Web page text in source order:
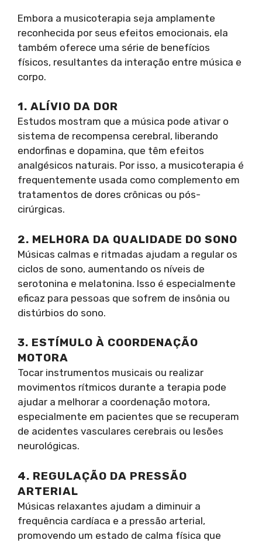
Embora a musicoterapia seja amplamente
reconhecida por seus efeitos emocionais, ela
também oferece uma série de benefícios
físicos, resultantes da interação entre música e
corpo.
1. ALÍVIO DA DOR
Estudos mostram que a música pode ativar o
sistema de recompensa cerebral, liberando
endorfinas e dopamina, que têm efeitos
analgésicos naturais. Por isso, a musicoterapia é
frequentemente usada como complemento em
tratamentos de dores crônicas ou pós-
cirúrgicas.
2. MELHORA DA QUALIDADE DO SONO
Músicas calmas e ritmadas ajudam a regular os
ciclos de sono, aumentando os níveis de
serotonina e melatonina. Isso é especialmente
eficaz para pessoas que sofrem de insônia ou
distúrbios do sono.
3. ESTÍMULO À COORDENAÇÃO
MOTORA
Tocar instrumentos musicais ou realizar
movimentos rítmicos durante a terapia pode
ajudar a melhorar a coordenação motora,
especialmente em pacientes que se recuperam
de acidentes vasculares cerebrais ou lesões
neurológicas.
4. REGULAÇÃO DA PRESSÃO
ARTERIAL
Músicas relaxantes ajudam a diminuir a
frequência cardíaca e a pressão arterial,
promovendo um estado de calma física que